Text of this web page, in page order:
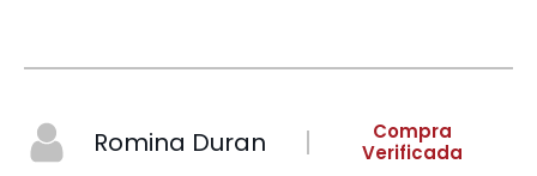
Romina Duran
Compra
Verificada